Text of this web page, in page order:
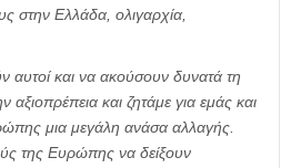
στην Ελλάδα, ολιγαρχία,
και να ακούσουν δυνατά τη
και ζητάμε για εμάς και
μια μεγάλη ανάσα αλλαγής.
της Ευρώπης να δείξουν